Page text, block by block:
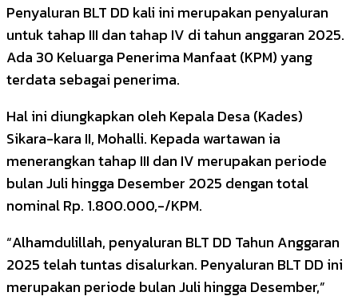
Penyaluran BLT DD kali ini merupakan penyaluran
untuk tahap III dan tahap IV di tahun anggaran 2025.
Ada 30 Keluarga Penerima Manfaat (KPM) yang
terdata sebagai penerima.
Hal ini diungkapkan oleh Kepala Desa (Kades)
Sikara-kara II, Mohalli. Kepada wartawan ia
menerangkan tahap III dan IV merupakan periode
bulan Juli hingga Desember 2025 dengan total
nominal Rp. 1.800.000,-/KPM.
“Alhamdulillah, penyaluran BLT DD Tahun Anggaran
2025 telah tuntas disalurkan. Penyaluran BLT DD ini
merupakan periode bulan Juli hingga Desember,”